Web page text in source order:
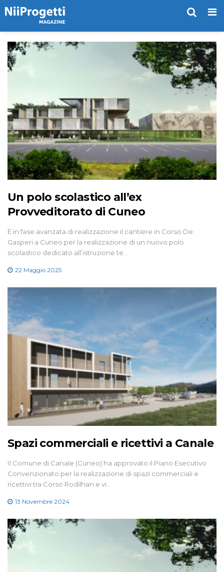
Un polo scolastico all’ex
Provveditorato di Cuneo
È in fase avanzata di realizzazione il cantiere in Corso De
Gasperi a Cuneo per la realizzazione di un nuovo polo
scolastico dedicato all’istruzione te…
22 Maggio 2025
Spazi commerciali e ricettivi a Canale
Il Comune di Canale (Cuneo) ha approvato il Piano Esecutivo
Convenzionato per la realizzazione di spazi commerciali e
ricettivi tra Corso Rodilhan e vi…
13 Novembre 2024